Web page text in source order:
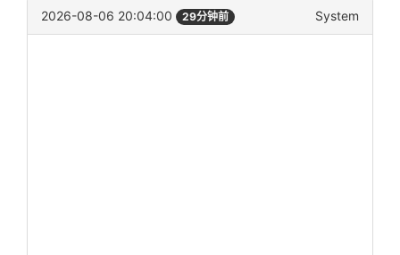
2026-08-06 20:04:00 29分钟前 System